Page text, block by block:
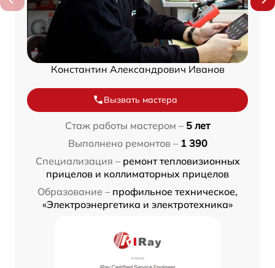
Константин Александрович Иванов
Вызвать мастера
Стаж работы мастером – 5 лет
Выполнено ремонтов – 1 390
Специализация – ремонт тепловизионных
прицелов и коллиматорных прицелов
Образование – профильное техническое,
«Электроэнергетика и электротехника»